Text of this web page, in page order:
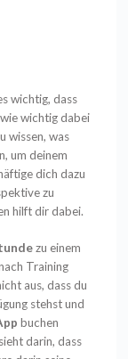
wichtig, dass
wichtig dabei
wissen, was
um deinem
dich dazu
zu
hilft dir dabei.
zu einem
Training
aus, dass du
stehst und
buchen
darin, dass